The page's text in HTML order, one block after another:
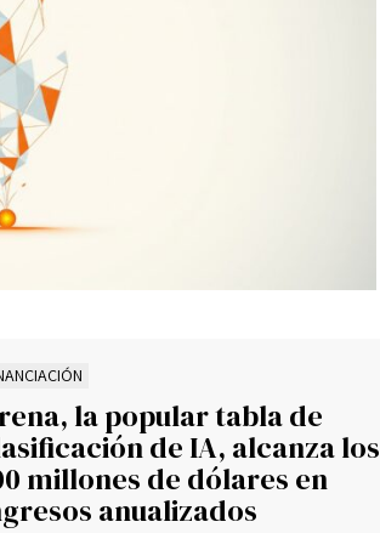
la popular tabla de
de IA, alcanza los
millones de dólares en
anualizados